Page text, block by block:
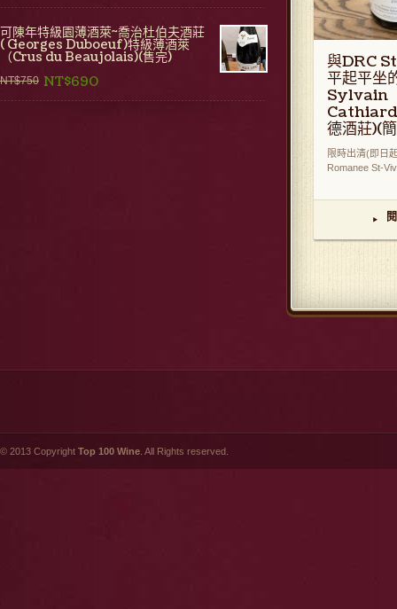
可陳年特級園薄酒萊~喬治杜伯夫酒莊
( Georges Duboeuf)特級薄酒萊
（Crus du Beaujolais)(售完)
NT$750 NT$690
與DRC
平起平坐
Sylvain
德酒莊)(
限時出清(即日
Romanee St-
▸
© 2013 Copyright Top 100 Wine . All Rights reserved.